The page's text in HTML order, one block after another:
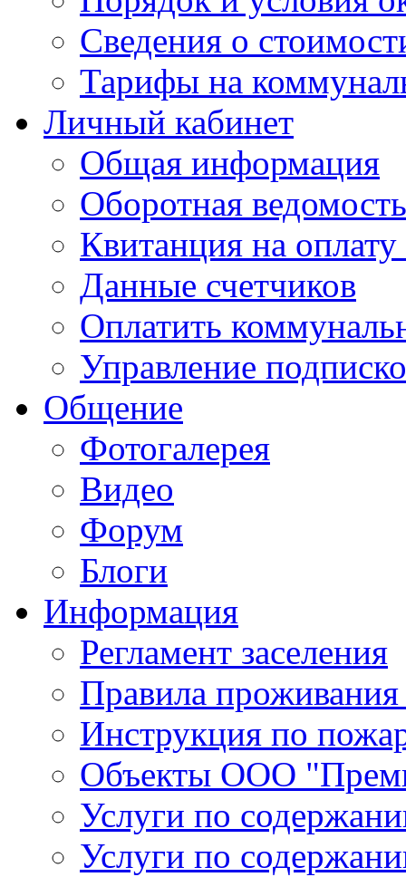
Сведения о
Тарифы на
Личный кабинет
Общая информация
Оборотная ведомость
Квитанция на
Данные счетчиков
Оплатить
Управление
Общение
Фотогалерея
Видео
Форум
Блоги
Информация
Регламент заселения
Правила
Инструкция по
Объекты ООО
Услуги по
Услуги по